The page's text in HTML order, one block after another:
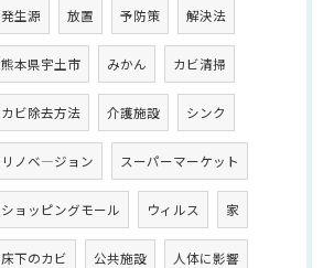
発生源 放置 予防策 解決法
熊本県宇土市 みかん カビ清掃
カビ除去方法 介護施設 シンク
リノベ―ジョン スーパーマーケット
ショッピングモール ウィルス 家
床下のカビ 公共施設 人体に影響